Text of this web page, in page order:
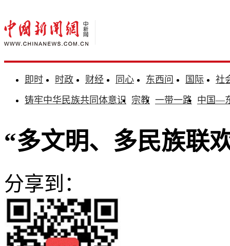
即时 时政 财经 同心 东西问 国际
社
铸牢中华民族共同体意识 宗教 一带一路 中国—
“多文明、多民族联
分享到：